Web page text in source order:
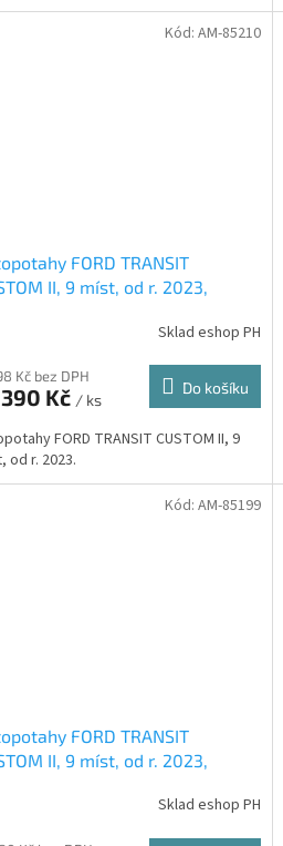
FORD TRANSIT
II, 9 míst, od r. 2023,
Sklad eshop PH
Kč bez DPH
Kč / ks
Do košíku
FORD TRANSIT CUSTOM II, 9
od r. 2023.
Kód: AM-85210
FORD TRANSIT
II, 9 míst, od r. 2023,
Sklad eshop PH
Kód: AM-85199